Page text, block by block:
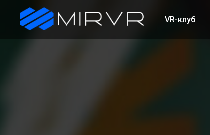
VR-клуб